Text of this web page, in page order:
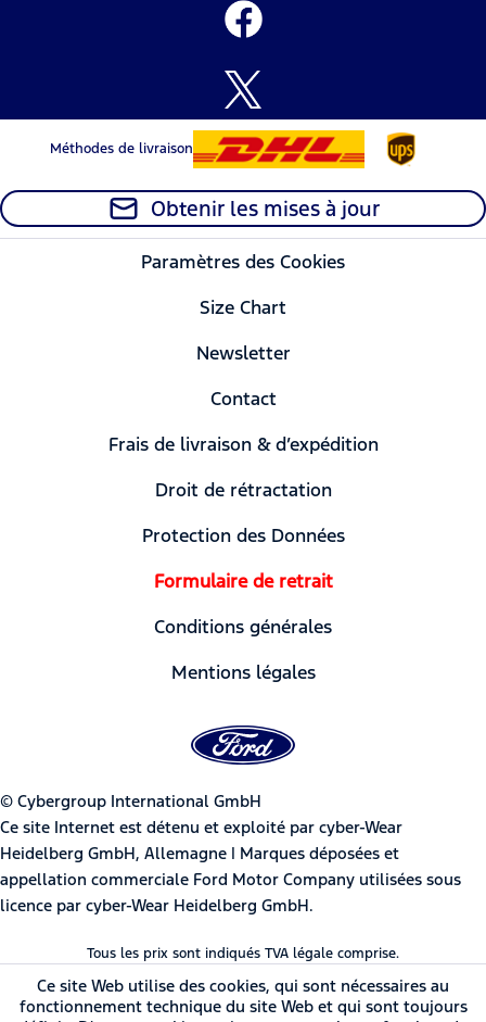
Méthodes de livraison
Obtenir les mises à jour
Paramètres des Cookies
Size Chart
Newsletter
Contact
Frais de livraison & d’expédition
Droit de rétractation
Protection des Données
Formulaire de retrait
Conditions générales
Mentions légales
© Cybergroup International GmbH
Ce site Internet est détenu et exploité par cyber-Wear
Heidelberg GmbH, Allemagne | Marques déposées et
appellation commerciale Ford Motor Company utilisées sous
licence par cyber-Wear Heidelberg GmbH.
Tous les prix sont indiqués TVA légale comprise.
Ce site Web utilise des cookies, qui sont nécessaires au
fonctionnement technique du site Web et qui sont toujours